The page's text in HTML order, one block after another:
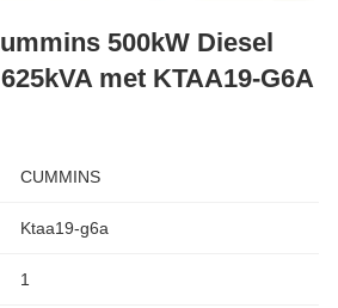
500kW Diesel
met KTAA19-G6A
CUMMINS
Ktaa19-g6a
1